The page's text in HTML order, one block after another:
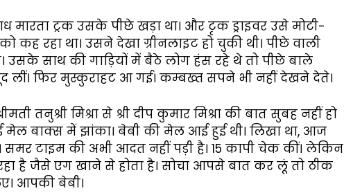
ट्रक उसके पीछे खड़ा था। और टृक ड्राइवर उसे मोटी-
कह रहा था। उसने देखा ग्रीनलाइट हो चुकी थी। पीछे वाली
उसके साथ की गाड़ियों में बैठे लोग हंस रहे थे तो पीछे बाले
फिर मुस्कुराहट आ गई। कम्बख्त सपने भी नहीं देखने देते।
तनुश्री मिश्रा से श्री दीप कुमार मिश्रा की बात सुबह नहीं हो
मेल बाक्स में झांका। बेबी की मेल आई हुई थी। लिखा था, आज
समर टाइम की अभी आदत नहीं पड़ी है। 15 कापी चेक कीं। लेकिन
रहा है जैसे एग खाने से होता है। सोचा आपसे बात कर लूं तो ठीक
आपकी बेबी।